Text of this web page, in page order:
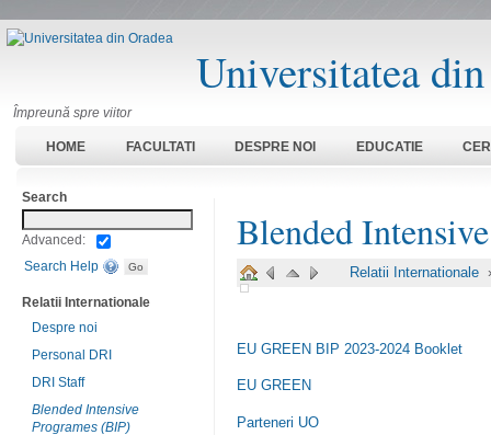
Universitatea
Împreună spre viitor
HOME FACULTATI DESPRE NOI EDUCATIE
Blended
Relatii Internationale
EU GREEN BIP 2023-2024 Booklet
EU GREEN
Parteneri UO
Search
Advanced:
Search Help
Relatii Internationale
Despre noi
Personal DRI
DRI Staff
Blended Intensive
Programes (BIP)